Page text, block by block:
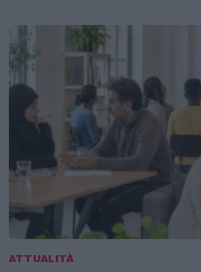
ATTUALITÀ